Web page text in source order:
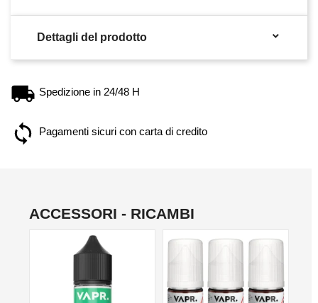
Dettagli del prodotto 
Spedizione in 24/48 H
Pagamenti sicuri con carta di credito
ACCESSORI - RICAMBI